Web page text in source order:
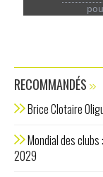
RECOMMANDÉS
Brice Clotaire
Mondial des
2029